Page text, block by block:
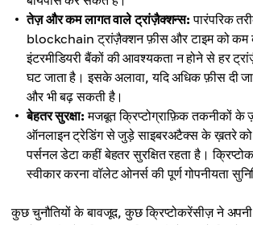
तेज़ और कम लागत वाले ट्रांज़ैक्शन्स: पारंपरिक
blockchain ट्रांज़ैक्शन फ़ीस और टाइम को कम
इंटरमीडियरी बैंकों की आवश्यकता न होने से हर
घट जाता है। इसके अलावा, यदि अधिक फ़ीस दी
और भी बढ़ सकती है।
बेहतर सुरक्षा: मजबूत क्रिप्टोग्राफ़िक तकनीकों
ऑनलाइन ट्रेडिंग से जुड़े साइबरअटैक्स के ख़तरे
पर्सनल डेटा कहीं बेहतर सुरक्षित रहता है।
स्वीकार करना वॉलेट ओनर्स की पूर्ण गोपनीयता
कुछ चुनौतियों के बावजूद, कुछ क्रिप्टोकरेंसीज़ ने